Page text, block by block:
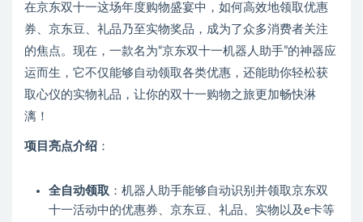
在京东双十一这场年度购物盛宴中，如何高效地领取优惠
券、京东豆、礼品乃至实物奖品，成为了众多消费者关注
的焦点。现在，一款名为“京东双十一机器人助手”的神器应
运而生，它不仅能够自动领取各类优惠，还能助你轻松获
取心仪的实物礼品，让你的双十一购物之旅更加畅快淋
漓！
项目亮点介绍 ：
全自动领取 ：机器人助手能够自动识别并领取京东双
十一活动中的优惠券、京东豆、礼品、实物以及e卡等